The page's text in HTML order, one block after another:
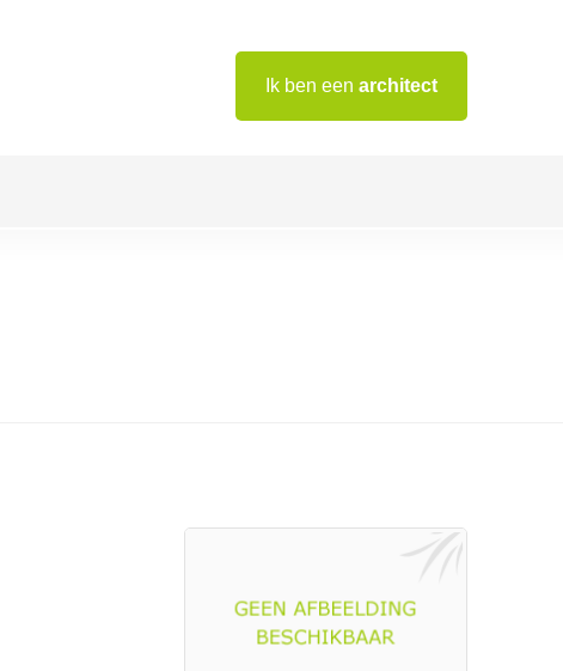
Ik ben een architect